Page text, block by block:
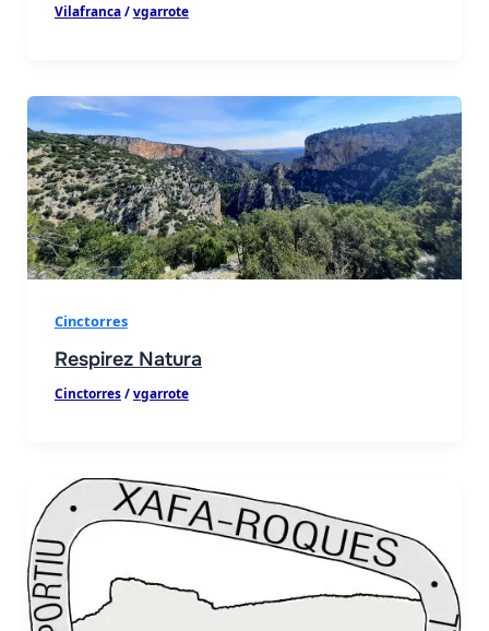
Vilafranca/vgarrote
Cinctorres
Respirez Natura
Cinctorres/vgarrote